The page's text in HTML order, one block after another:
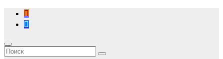
Перейти
содержимому